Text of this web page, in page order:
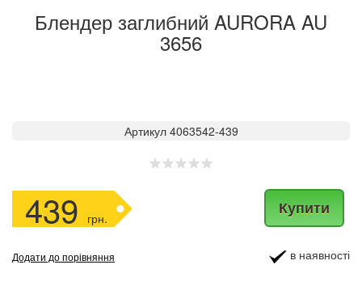
Блендер заглибний AURORA AU
3656
Артикул 4063542-439
439 грн.
Додати до порівняння
Купити
в наявності